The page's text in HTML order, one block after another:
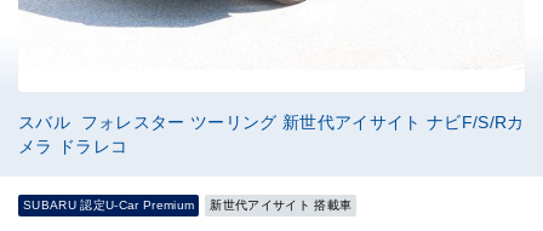
スバル フォレスター ツーリング 新世代アイサイト ナビF/S/Rカ
メラ ドラレコ
SUBARU 認定U-Car Premium 新世代アイサイト 搭載車